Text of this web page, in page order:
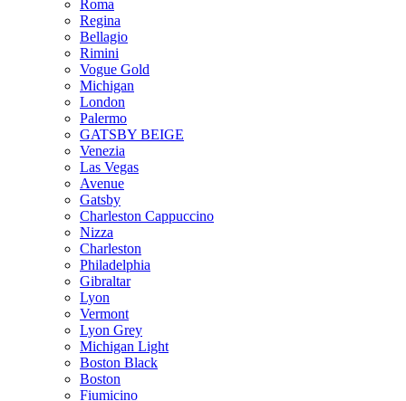
Roma
Regina
Bellagio
Rimini
Vogue Gold
Michigan
London
Palermo
GATSBY BEIGE
Venezia
Las Vegas
Avenue
Gatsby
Charleston Cappuccino
Nizza
Charleston
Philadelphia
Gibraltar
Lyon
Vermont
Lyon Grey
Michigan Light
Boston Black
Boston
Fiumicino